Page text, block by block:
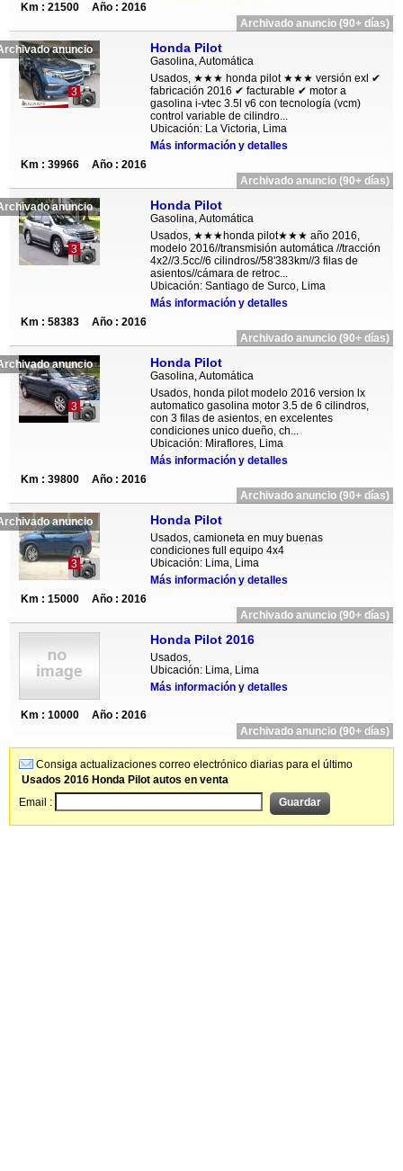
Km : 21500
Año : 2016
Archivado anuncio (90+ días)
anuncio
3
Honda Pilot
Gasolina, Automática
Usados, ★★★ honda pilot ★★★ versión exl ✔
fabricación 2016 ✔ facturable ✔ motor a
gasolina i-vtec 3.5l v6 con tecnología (vcm)
control variable de cilindro...
Ubicación: La Victoria, Lima
Más información y detalles
Km : 39966
Año : 2016
Archivado anuncio (90+ días)
anuncio
3
Honda Pilot
Gasolina, Automática
Usados, ★★★honda pilot★★★ año 2016,
modelo 2016//transmisión automática //tracción
4x2//3.5cc//6 cilindros//58'383km//3 filas de
asientos//cámara de retroc...
Ubicación: Santiago de Surco, Lima
Más información y detalles
Km : 58383
Año : 2016
Archivado anuncio (90+ días)
anuncio
3
Honda Pilot
Gasolina, Automática
Usados, honda pilot modelo 2016 version lx
automatico gasolina motor 3.5 de 6 cilindros,
con 3 filas de asientos, en excelentes
condiciones unico dueño, ch...
Ubicación: Miraflores, Lima
Más información y detalles
Km : 39800
Año : 2016
Archivado anuncio (90+ días)
anuncio
3
Honda Pilot
Usados, camioneta en muy buenas
condiciones full equipo 4x4
Ubicación: Lima, Lima
Más información y detalles
Km : 15000
Año : 2016
Archivado anuncio (90+ días)
Honda Pilot 2016
Usados,
Ubicación: Lima, Lima
Más información y detalles
Km : 10000
Año : 2016
Archivado anuncio (90+ días)
Consiga actualizaciones correo electrónico diarias para el último
Usados 2016 Honda Pilot autos en venta
Email :